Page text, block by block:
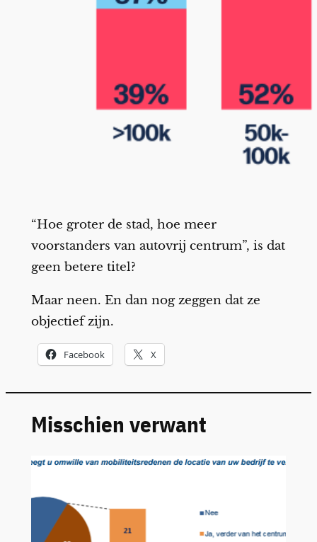
“Hoe groter de stad, hoe meer
voorstanders van autovrij centrum”, is dat
geen betere titel?
Maar neen. En dan nog zeggen dat ze
objectief zijn.
Facebook X
Misschien verwant